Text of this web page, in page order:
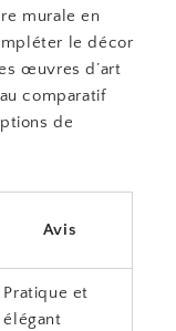
murale en
le décor
œuvres d’art
comparatif
de
Avis
Pratique et
élégant